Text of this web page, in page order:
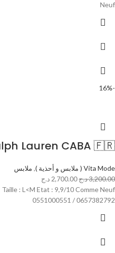
Neuf
-16%
Lauren CABA 🇫🇷
Vita Mode ( ملابس و أحذية ) , ملابس
3,200.00د.ج2,700.00 د.ج
: L<M Etat : 9,9/10 Comme Neuf
0551000551 / 0657382792